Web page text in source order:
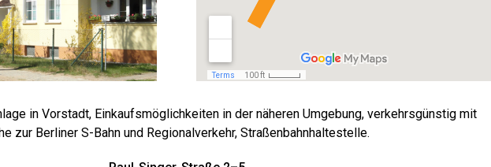
in Vorstadt, Einkaufsmöglichkeiten in der näheren Umgebung, verkehrsgünstig mit
zur Berliner S-Bahn und Regionalverkehr, Straßenbahnhaltestelle.